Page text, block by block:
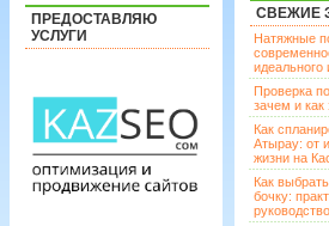
ПРЕДОСТАВЛЯЮ
УСЛУГИ
СВЕЖИЕ
Натяжные
идеального
Проверка
зачем и как
Как
Атырау: от
жизни на
Как
бочку:
руководство